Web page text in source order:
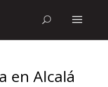
en Alcalá